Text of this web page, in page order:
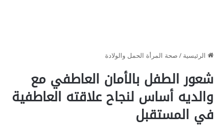
الرئيسية/صحة المرأة الحمل والولادة
شعور الطفل بالأمان العاطفي مع
والديه أساس لنجاح علاقته العاطفية
في المستقبل